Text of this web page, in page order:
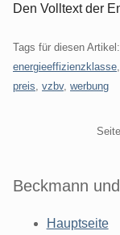
Den Volltext der
Tags für diesen Artikel:
energieeffizienzklasse
preis vzbv, werbung
Beckmann
Hauptseite